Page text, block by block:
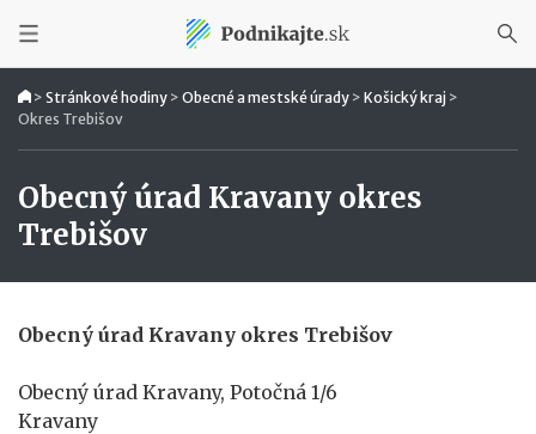
> Stránkové hodiny > Obecné a mestské úrady > Košický kraj >
Okres Trebišov
Obecný úrad Kravany okres
Trebišov
Obecný úrad Kravany okres Trebišov
Obecný úrad Kravany, Potočná 1/6
Kravany